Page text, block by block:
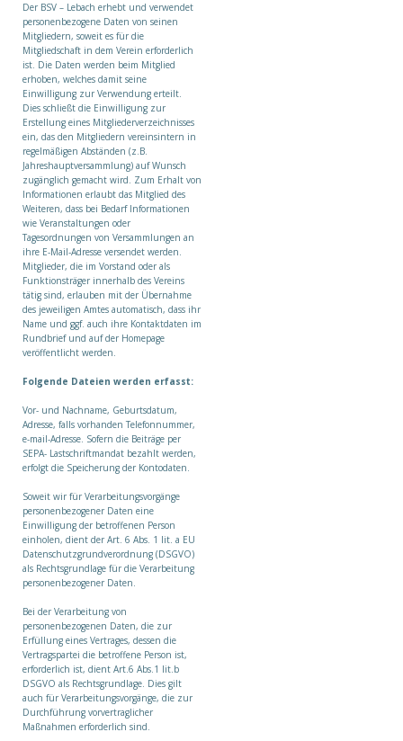
Der BSV – Lebach erhebt und verwendet
personenbezogene Daten von seinen
Mitgliedern, soweit es für die
Mitgliedschaft in dem Verein erforderlich
ist. Die Daten werden beim Mitglied
erhoben, welches damit seine
Einwilligung zur Verwendung erteilt.
Dies schließt die Einwilligung zur
Erstellung eines Mitgliederverzeichnisses
ein, das den Mitgliedern vereinsintern in
regelmäßigen Abständen (z.B.
Jahreshauptversammlung) auf Wunsch
zugänglich gemacht wird. Zum Erhalt von
Informationen erlaubt das Mitglied des
Weiteren, dass bei Bedarf Informationen
wie Veranstaltungen oder
Tagesordnungen von Versammlungen an
ihre E-Mail-Adresse versendet werden.
Mitglieder, die im Vorstand oder als
Funktionsträger innerhalb des Vereins
tätig sind, erlauben mit der Übernahme
des jeweiligen Amtes automatisch, dass ihr
Name und ggf. auch ihre Kontaktdaten im
Rundbrief und auf der Homepage
veröffentlicht werden.
Folgende Dateien werden erfasst:
Vor- und Nachname, Geburtsdatum,
Adresse, falls vorhanden Telefonnummer,
e-mail-Adresse. Sofern die Beiträge per
SEPA- Lastschriftmandat bezahlt werden,
erfolgt die Speicherung der Kontodaten.
Soweit wir für Verarbeitungsvorgänge
personenbezogener Daten eine
Einwilligung der betroffenen Person
einholen, dient der Art. 6 Abs. 1 lit. a EU
Datenschutzgrundverordnung (DSGVO)
als Rechtsgrundlage für die Verarbeitung
personenbezogener Daten.
Bei der Verarbeitung von
personenbezogenen Daten, die zur
Erfüllung eines Vertrages, dessen die
Vertragspartei die betroffene Person ist,
erforderlich ist, dient Art.6 Abs.1 lit.b
DSGVO als Rechtsgrundlage. Dies gilt
auch für Verarbeitungsvorgänge, die zur
Durchführung vorvertraglicher
Maßnahmen erforderlich sind.